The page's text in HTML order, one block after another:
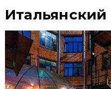
Итальянский